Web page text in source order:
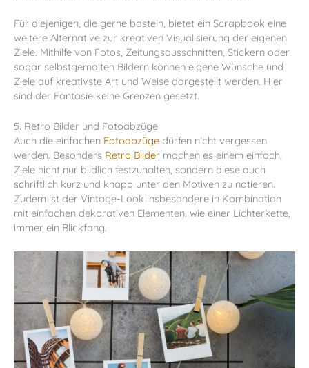
Für diejenigen, die gerne basteln, bietet ein Scrapbook eine
weitere Alternative zur kreativen Visualisierung der eigenen
Ziele. Mithilfe von Fotos, Zeitungsausschnitten, Stickern oder
sogar selbstgemalten Bildern können eigene Wünsche und
Ziele auf kreativste Art und Weise dargestellt werden. Hier
sind der Fantasie keine Grenzen gesetzt.
5. Retro Bilder und Fotoabzüge
Auch die einfachen Fotoabzüge dürfen nicht vergessen
werden. Besonders Retro Bilder machen es einem einfach,
Ziele nicht nur bildlich festzuhalten, sondern diese auch
schriftlich kurz und knapp unter den Motiven zu notieren.
Zudem ist der Vintage-Look insbesondere in Kombination
mit einfachen dekorativen Elementen, wie einer Lichterkette,
immer ein Blickfang.